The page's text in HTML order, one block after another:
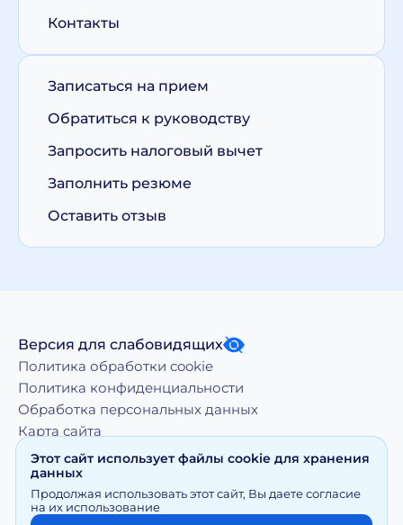
Контакты
Записаться на прием
Обратиться к руководству
Запросить налоговый вычет
Заполнить резюме
Оставить отзыв
Версия для слабовидящих
Политика обработки cookie
Политика конфиденциальности
Обработка персональных данных
Карта сайта
использование материалов, размещенных на moy-
doktor.org возможно только с письменного разрешения
Этот сайт использует файлы cookie для хранения
данных
Продолжая использовать этот сайт, Вы даете согласие
на их использование